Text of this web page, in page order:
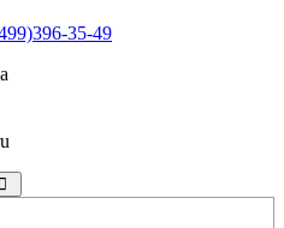
35-49